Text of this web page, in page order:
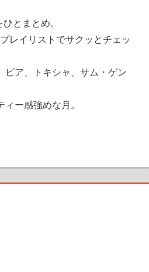
とまとめ。
レイリストでサクッとチェッ
ビア、トキシャ、サム・ゲン
ー感強めな月。